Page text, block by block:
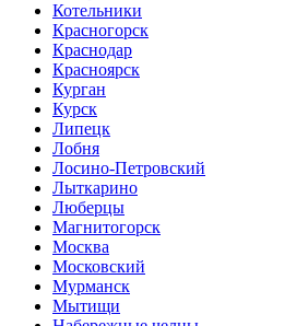
Котельники
Красногорск
Краснодар
Красноярск
Курган
Курск
Липецк
Лобня
Лосино-Петровский
Лыткарино
Люберцы
Магнитогорск
Москва
Московский
Мурманск
Мытищи